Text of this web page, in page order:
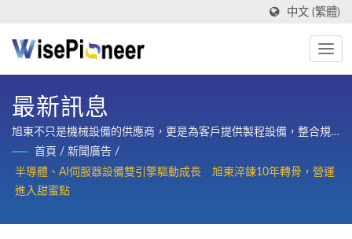
中文 (繁體)
最新訊息
旭東不只是機械設備的供應商，更是為客戶提供製程設備，整合規
劃、設計、製造、訓練與整廠售後服務的策略合作夥伴。
首頁 / 新聞廣告 /
半導體、AI伺服器設備雙引擎驅動成長 旭東淬鍊10年轉骨，營運
進入甜蜜點